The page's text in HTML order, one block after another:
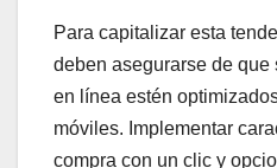
Para capitalizar esta
deben asegurarse de
en línea estén
móviles. Implementar
compra con un clic y